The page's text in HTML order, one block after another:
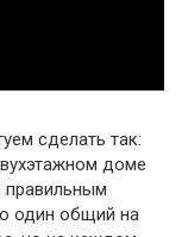
сделать так:
доме
правильным
один общий на